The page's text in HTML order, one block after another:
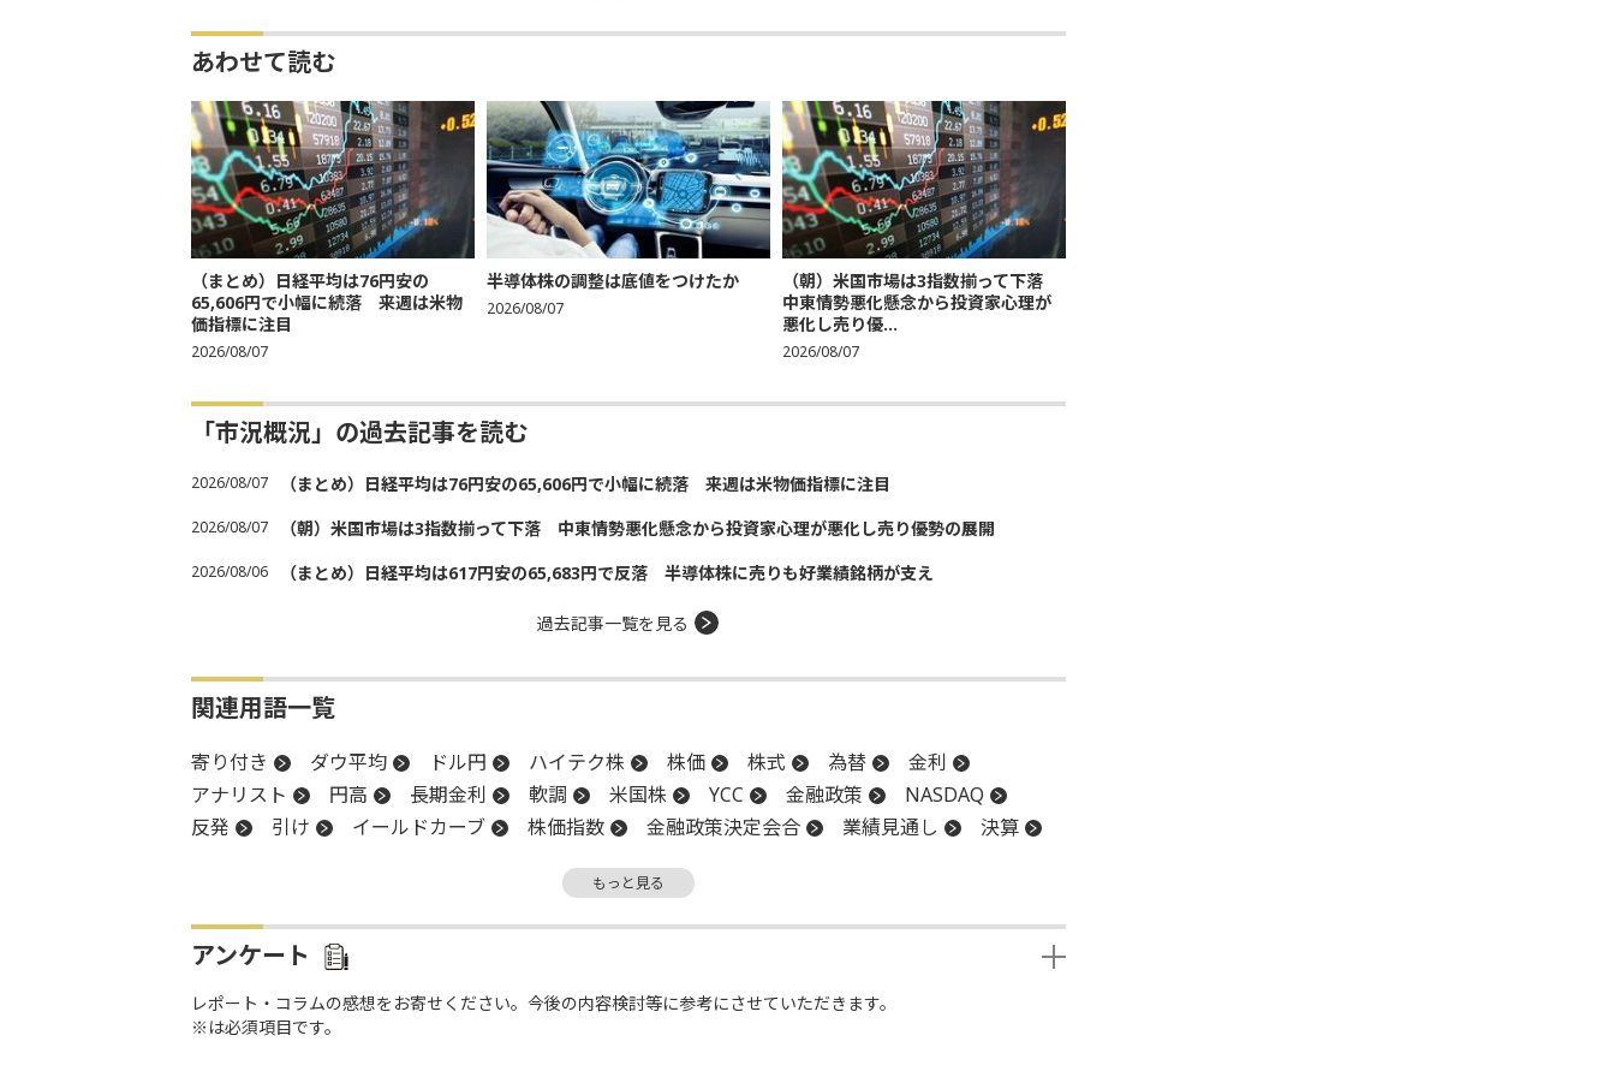
あわせて読む
（まとめ）日経平均は76円安の
65,606円で小幅に続落 来週は米物
価指標に注目
2026/08/07
半導体株の調整は底値をつけたか
2026/08/07
（朝）米国市場は3指数揃って下落
中東情勢悪化懸念から投資家心理が
悪化し売り優...
2026/08/07
「市況概況」の過去記事を読む
2026/08/07 （まとめ）日経平均は76円安の65,606円で小幅に続落 来週は米物価指標に注目
2026/08/07 （朝）米国市場は3指数揃って下落 中東情勢悪化懸念から投資家心理が悪化し売り優勢の展開
2026/08/06 （まとめ）日経平均は617円安の65,683円で反落 半導体株に売りも好業績銘柄が支え
過去記事一覧を見る
関連用語一覧
寄り付き ダウ平均 ドル円 ハイテク株 株価 株式 為替
金利
アナリスト
円高 長期金利 軟調 米国株 YCC 金融政策
NASDAQ
反発
引け イールドカーブ 株価指数 金融政策決定会合 業績見通し
決算
もっと見る
アンケート
レポート・コラムの感想をお寄せください。今後の内容検討等に参考にさせていただきます。
※は必須項目です。